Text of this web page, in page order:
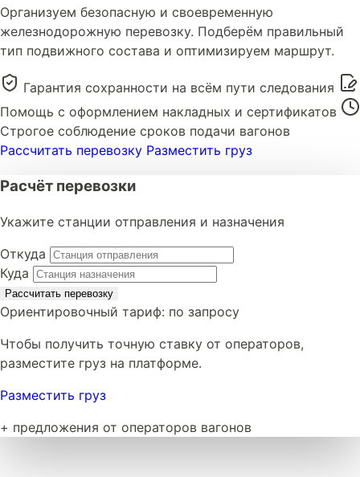
Организуем безопасную и своевременную
железнодорожную перевозку. Подберём правильный
тип подвижного состава и оптимизируем маршрут.
Гарантия сохранности на всём пути следования
Помощь с оформлением накладных и сертификатов
Строгое соблюдение сроков подачи вагонов
Рассчитать перевозку Разместить груз
Расчёт перевозки
Укажите станции отправления и назначения
Откуда
Куда
Рассчитать перевозку
Ориентировочный тариф: по запросу
Чтобы получить точную ставку от операторов,
разместите груз на платформе.
Разместить груз
+ предложения от операторов вагонов